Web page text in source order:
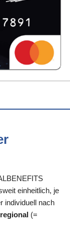
einheitlich, je
individuell nach
(=